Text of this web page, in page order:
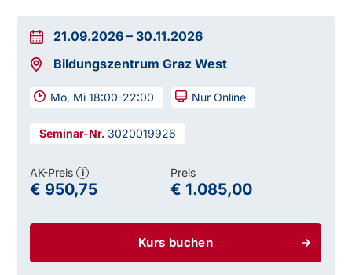
21.09.2026 – 30.11.2026
Bildungszentrum Graz West
Mo, Mi 18:00-22:00 Nur Online
3020019926
Kurs buchen
AK-Preis i
€ 950,75
Preis
€ 1.085,00